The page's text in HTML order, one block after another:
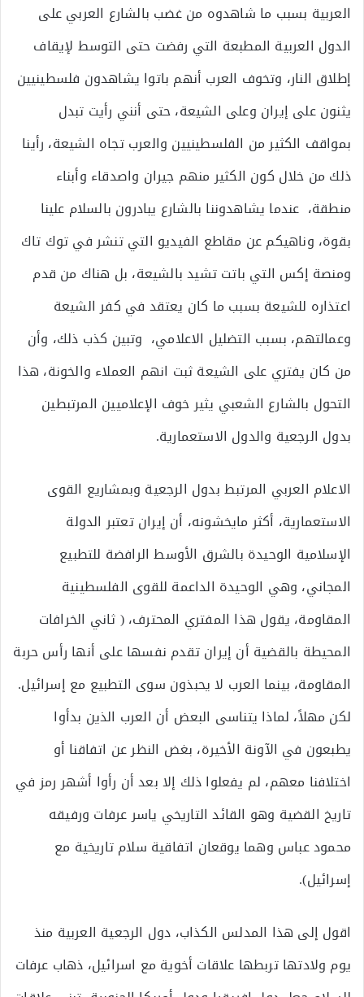
العربية بسبب ما شاهدوه من غضب بالشارع العربي على
الدول العربية المطبعة التي رفضت حتى التوسط لإيقاف
إطلاق النار، وتخوف العرب أنهم باتوا يشاهدون فلسطينيين
يثنون على إيران وعلى الشيعة، حتى أنني رأيت تبدل
بمواقف الكثير من الفلسطينيين والعرب تجاه الشيعة، رأينا
ذلك من خلال كون الكثير منهم جيران واصدقاء وأبناء
منطقة، عندما يشاهدوننا بالشارع يبادرون بالسلام علينا
بقوة، وناهيكم عن مقاطع الفيديو التي تنشر في توك تاك
ومنصة إكس التي باتت تشيد بالشيعة، بل هناك من قدم
اعتذاره للشيعة بسبب ما كان يعتقد في كفر الشيعة
وعمالتهم، بسبب التضليل الاعلامي، وتبين كذب ذلك، وأن
من كان يفتري على الشيعة ثبت انهم العملاء والخونة، هذا
التحول بالشارع الشعبي يثير خوف الإعلاميين المرتبطين
بدول الرجعية والدول الاستعمارية.
الاعلام العربي المرتبط بدول الرجعية وبمشاريع القوى
الاستعمارية، أكثر مايخشونه، أن إيران تعتبر الدولة
الإسلامية الوحيدة بالشرق الأوسط الرافضة للتطبيع
المجاني، وهي الوحيدة الداعمة للقوى الفلسطينية
المقاومة، يقول هذا المفتري المحترف، ( ثاني الخرافات
المحيطة بالقضية أن إيران تقدم نفسها على أنها رأس حربة
المقاومة، بينما العرب لا يحبذون سوى التطبيع مع إسرائيل.
لكن مهلاً، لماذا يتناسى البعض أن العرب الذين بدأوا
يطبعون في الآونة الأخيرة، بغض النظر عن اتفاقنا أو
اختلافنا معهم، لم يفعلوا ذلك إلا بعد أن رأوا أشهر رمز في
تاريخ القضية وهو القائد التاريخي ياسر عرفات ورفيقه
محمود عباس وهما يوقعان اتفاقية سلام تاريخية مع
إسرائيل).
اقول إلى هذا المدلس الكذاب، دول الرجعية العربية منذ
يوم ولادتها تربطها علاقات أخوية مع اسرائيل، ذهاب عرفات